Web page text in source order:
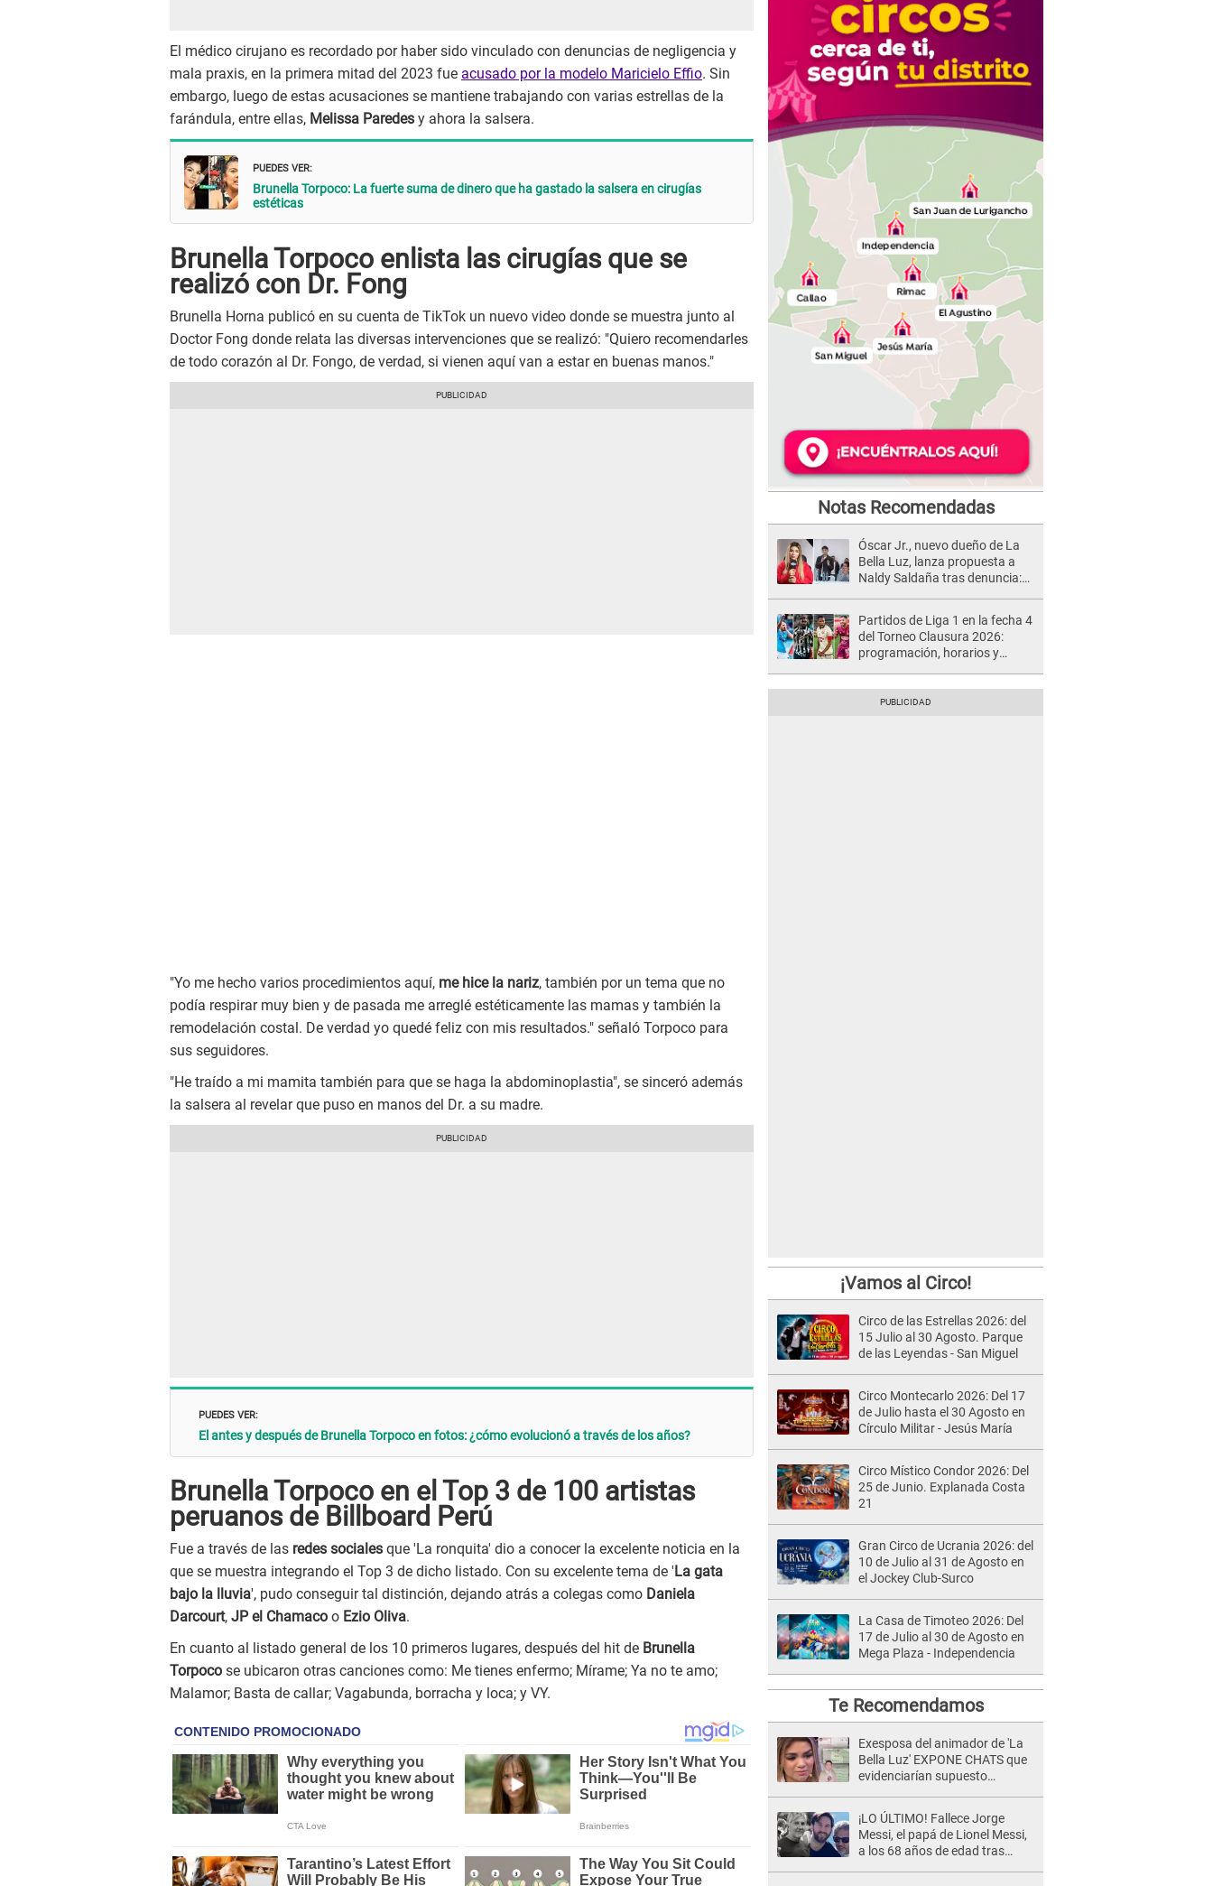
El médico cirujano es recordado por haber sido vinculado con denuncias de negligencia y
mala praxis, en la primera mitad del 2023 fue acusado por la modelo Maricielo Effio. Sin
embargo, luego de estas acusaciones se mantiene trabajando con varias estrellas de la
farándula, entre ellas, Melissa Paredes y ahora la salsera.
PUEDES VER:
Brunella Torpoco: La fuerte suma de dinero que ha gastado la salsera en cirugías
estéticas
Brunella Torpoco enlista las cirugías que se
realizó con Dr. Fong
Brunella Horna publicó en su cuenta de TikTok un nuevo video donde se muestra junto al
Doctor Fong donde relata las diversas intervenciones que se realizó: "Quiero recomendarles
de todo corazón al Dr. Fongo, de verdad, si vienen aquí van a estar en buenas manos."
"Yo me hecho varios procedimientos aquí, me hice la nariz, también por un tema que no
podía respirar muy bien y de pasada me arreglé estéticamente las mamas y también la
remodelación costal. De verdad yo quedé feliz con mis resultados." señaló Torpoco para
sus seguidores.
"He traído a mi mamita también para que se haga la abdominoplastia", se sinceró además
la salsera al revelar que puso en manos del Dr. a su madre.
PUEDES VER:
El antes y después de Brunella Torpoco en fotos: ¿cómo evolucionó a través de los años?
Brunella Torpoco en el Top 3 de 100 artistas
peruanos de Billboard Perú
Fue a través de las redes sociales que 'La ronquita' dio a conocer la excelente noticia en la
que se muestra integrando el Top 3 de dicho listado. Con su excelente tema de ' La gata
bajo la lluvia', pudo conseguir tal distinción, dejando atrás a colegas como Daniela
Darcourt, JP el Chamaco o Ezio Oliva.
En cuanto al listado general de los 10 primeros lugares, después del hit de Brunella
Torpoco se ubicaron otras canciones como: Me tienes enfermo; Mírame; Ya no te amo;
Malamor; Basta de callar; Vagabunda, borracha y loca; y VY.
Notas Recomendadas
Óscar Jr., nuevo dueño de La
Bella Luz, lanza propuesta a
Naldy Saldaña tras denuncia:
Partidos de Liga 1 en la fecha 4
del Torneo Clausura 2026:
programación, horarios y
¡Vamos al Circo!
Circo de las Estrellas 2026: del
15 Julio al 30 Agosto. Parque
de las Leyendas - San Miguel
Circo Montecarlo 2026: Del 17
de Julio hasta el 30 Agosto en
Círculo Militar - Jesús María
Circo Místico Condor 2026: Del
25 de Junio. Explanada Costa
21
Gran Circo de Ucrania 2026: del
10 de Julio al 31 de Agosto en
el Jockey Club-Surco
La Casa de Timoteo 2026: Del
17 de Julio al 30 de Agosto en
Mega Plaza - Independencia
Te Recomendamos
Exesposa del animador de 'La
Bella Luz' EXPONE CHATS que
evidenciarían supuesto
Saldaña, pese a tener pareja
¡LO ÚLTIMO! Fallece Jorge
Messi, el papá de Lionel Messi,
a los 68 años de edad tras